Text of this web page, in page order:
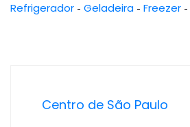
Refrigerador - Geladeira - Freezer -
Centro de São Paulo